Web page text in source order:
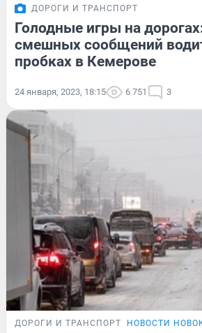
ДОРОГИ И ТРАНСПОРТ
Голодные игры на
смешных сообщений
пробках в Кемерове
24 января, 2023, 18:15 6 751 3
ДОРОГИ И ТРАНСПОРТ НОВОСТИ